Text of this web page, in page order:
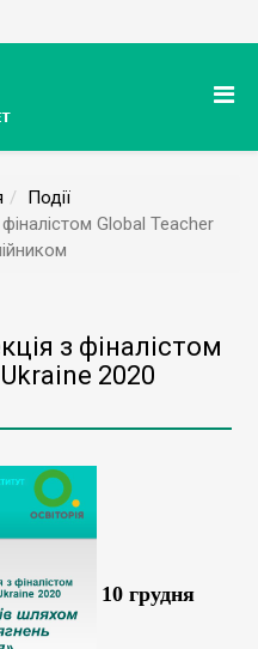
Події
Global Teacher
з фіналістом
2020
10 грудня